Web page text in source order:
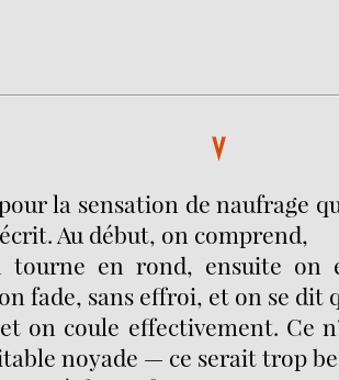
V
la sensation de naufrage
Au début, on comprend,
tourne en rond, ensuite on
fade, sans effroi, et on se dit
on coule effectivement. Ce
noyade — ce serait trop